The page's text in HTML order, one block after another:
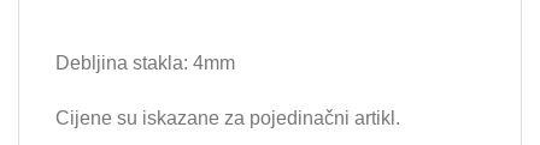
Debljina stakla: 4mm
Cijene su iskazane za pojedinačni artikl.